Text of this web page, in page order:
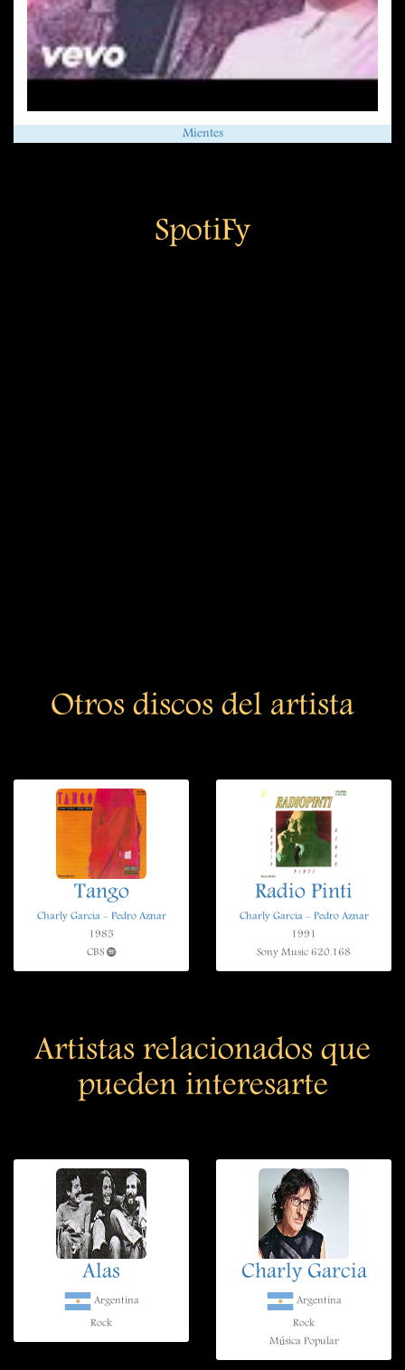
Mientes
SpotiFy
Otros discos del artista
Tango
Charly Garcia - Pedro Aznar
1985
CBS
Radio Pinti
Charly Garcia - Pedro Aznar
1991
Sony Music 620.168
Artistas relacionados que
pueden interesarte
Alas
Argentina
Rock
Charly Garcia
Argentina
Rock
Música Popular